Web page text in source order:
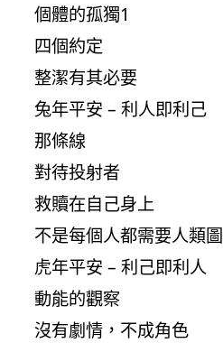
個體的孤獨1
四個約定
整潔有其必要
兔年平安 – 利人即利己
那條線
對待投射者
救贖在自己身上
不是每個人都需要人類圖
虎年平安 – 利己即利人
動能的觀察
沒有劇情，不成角色